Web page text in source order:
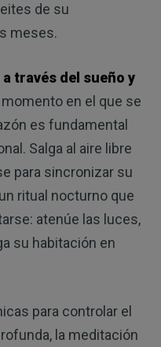
de su
meses.
través del sueño y
en el que se
es fundamental
Salga al aire libre
para sincronizar su
ritual nocturno que
atenúe las luces,
su habitación en
para controlar el
la meditación